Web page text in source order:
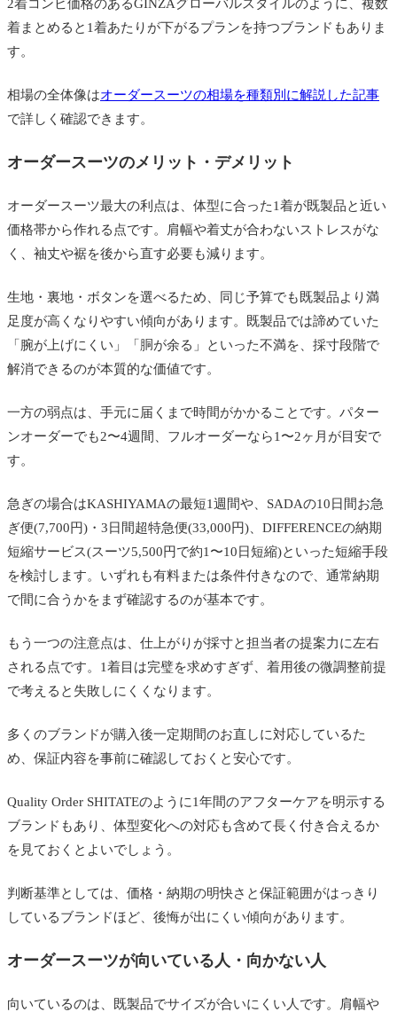
2着コンビ価格のあるGINZAグローバルスタイルのように、複数
着まとめると1着あたりが下がるプランを持つブランドもありま
す。
相場の全体像はオーダースーツの相場を種類別に解説した記事
で詳しく確認できます。
オーダースーツのメリット・デメリット
オーダースーツ最大の利点は、体型に合った1着が既製品と近い
価格帯から作れる点です。肩幅や着丈が合わないストレスがな
く、袖丈や裾を後から直す必要も減ります。
生地・裏地・ボタンを選べるため、同じ予算でも既製品より満
足度が高くなりやすい傾向があります。既製品では諦めていた
「腕が上げにくい」「胴が余る」といった不満を、採寸段階で
解消できるのが本質的な価値です。
一方の弱点は、手元に届くまで時間がかかることです。パター
ンオーダーでも2〜4週間、フルオーダーなら1〜2ヶ月が目安で
す。
急ぎの場合はKASHIYAMAの最短1週間や、SADAの10日間お急
ぎ便(7,700円)・3日間超特急便(33,000円)、DIFFERENCEの納期
短縮サービス(スーツ5,500円で約1〜10日短縮)といった短縮手段
を検討します。いずれも有料または条件付きなので、通常納期
で間に合うかをまず確認するのが基本です。
もう一つの注意点は、仕上がりが採寸と担当者の提案力に左右
される点です。1着目は完璧を求めすぎず、着用後の微調整前提
で考えると失敗しにくくなります。
多くのブランドが購入後一定期間のお直しに対応しているた
め、保証内容を事前に確認しておくと安心です。
Quality Order SHITATEのように1年間のアフターケアを明示する
ブランドもあり、体型変化への対応も含めて長く付き合えるか
を見ておくとよいでしょう。
判断基準としては、価格・納期の明快さと保証範囲がはっきり
しているブランドほど、後悔が出にくい傾向があります。
オーダースーツが向いている人・向かない人
向いているのは、既製品でサイズが合いにくい人です。肩幅や